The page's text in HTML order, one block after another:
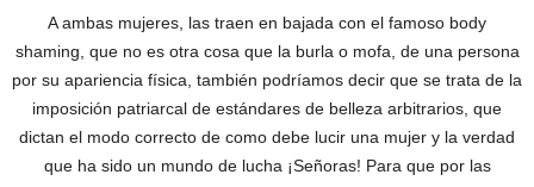
A ambas mujeres, las traen en bajada con el famoso body
shaming, que no es otra cosa que la burla o mofa, de una persona
por su apariencia física, también podríamos decir que se trata de la
imposición patriarcal de estándares de belleza arbitrarios, que
dictan el modo correcto de como debe lucir una mujer y la verdad
que ha sido un mundo de lucha ¡Señoras! Para que por las